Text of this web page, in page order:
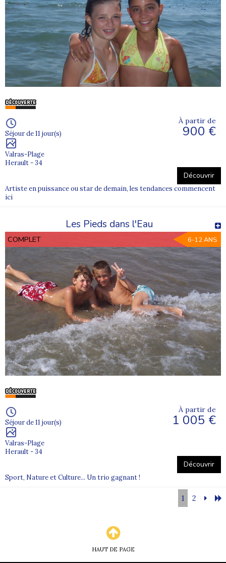
Séjour de 11 jour(s)
Valras-Plage
Herault - 34
À partir de
900 €
Découvrir
Artiste en puissance ou star de demain, les tendances commencent
ici
Les Pieds dans l'Eau
COMPLET 6-12 ANS
Séjour de 11 jour(s)
Valras-Plage
Herault - 34
À partir de
1 005 €
Découvrir
Sport, Nature et Culture... Un trio gagnant !
1 2
HAUT DE PAGE